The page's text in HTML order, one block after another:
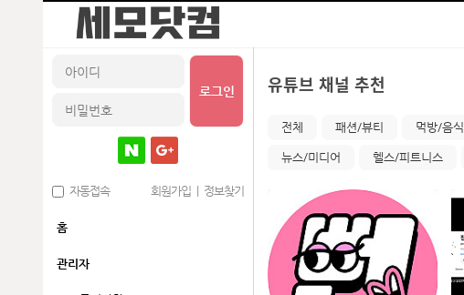
로그인
자동접속 회원가입 정보찾기
홈
관리자
유튜브 채널 추천
전체 패션/뷰티 먹방/음
뉴스/미디어 헬스/피트니스